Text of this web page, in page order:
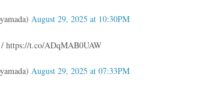
August 29, 2025 at 10:30PM
https://t.co/ADqMAB0UAW
August 29, 2025 at 07:33PM